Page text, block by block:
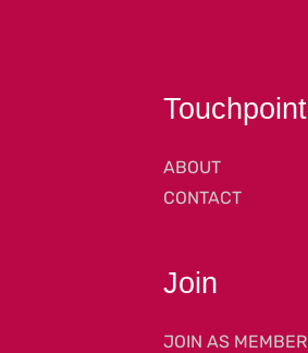
Touchpoint
ABOUT
CONTACT
Join
JOIN AS MEMBER